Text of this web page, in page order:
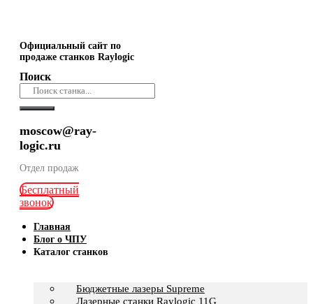
Официальный сайт по
продаже станков Raylogic
Поиск
moscow@ray-
logic.ru
Отдел продаж
Бесплатный
звонок
Главная
Блог о ЧПУ
Каталог станков
Бюджетные лазеры Supreme
Лазерные станки Raylogic 11G